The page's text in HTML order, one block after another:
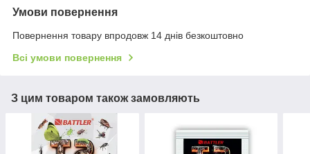
Умови повернення
Повернення товару впродовж 14 днів безкоштовно
Всі умови повернення
З цим товаром також замовляють